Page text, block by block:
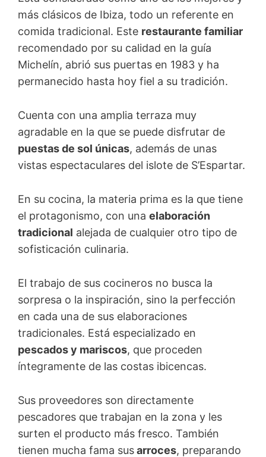
más clásicos de Ibiza, todo un referente en
comida tradicional. Este restaurante familiar
recomendado por su calidad en la guía
Michelín, abrió sus puertas en 1983 y ha
permanecido hasta hoy fiel a su tradición.
Cuenta con una amplia terraza muy
agradable en la que se puede disfrutar de
puestas de sol únicas, además de unas
vistas espectaculares del islote de S’Espartar.
En su cocina, la materia prima es la que tiene
el protagonismo, con una elaboración
tradicional alejada de cualquier otro tipo de
sofisticación culinaria.
El trabajo de sus cocineros no busca la
sorpresa o la inspiración, sino la perfección
en cada una de sus elaboraciones
tradicionales. Está especializado en
pescados y mariscos, que proceden
íntegramente de las costas ibicencas.
Sus proveedores son directamente
pescadores que trabajan en la zona y les
surten el producto más fresco. También
tienen mucha fama susarroces, preparando